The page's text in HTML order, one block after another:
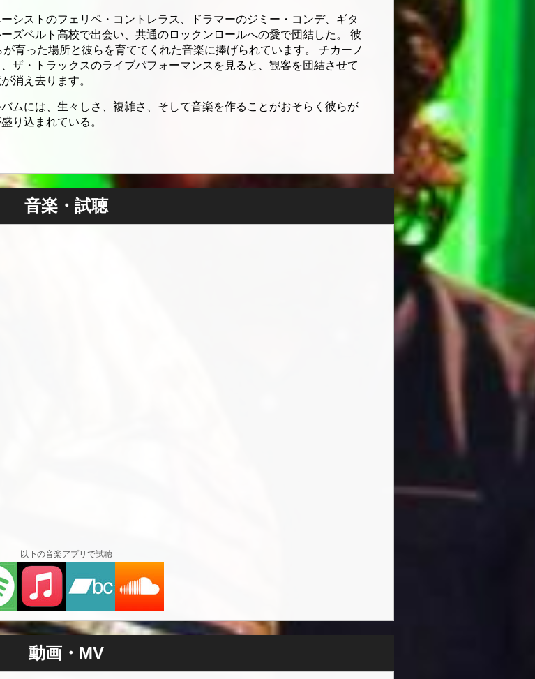
シストのフェリペ・コントレラス、ドラマーのジミー・コンデ、ギタ
ズベルト高校で出会い、共通のロックンロールへの愛で団結した。 彼
育った場所と彼らを育ててくれた音楽に捧げられています。 チカーノ
ザ・トラックスのライブパフォーマンスを見ると、観客を団結させて
消え去ります。
ムには、生々しさ、複雑さ、そして音楽を作ることがおそらく彼らが
り込まれている。
音楽・試聴
以下の音楽アプリで試聴
動画・MV